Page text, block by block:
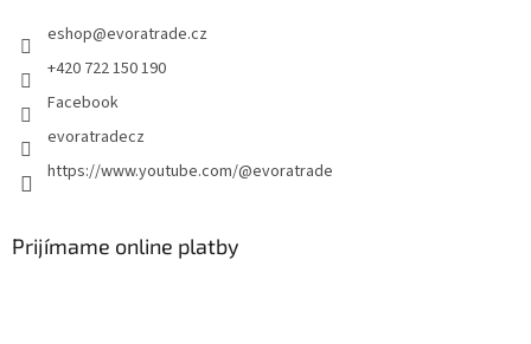
eshop@evoratrade.cz
+420 722 150 190
Facebook
evoratradecz
https://www.youtube.com/@evoratrade
Prijímame online platby